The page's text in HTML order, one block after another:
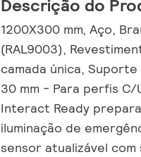
Descrição do
1200X300 mm, Aço,
(RAL9003),
camada única,
30 mm - Para perfis C/
Interact Ready
iluminação de
sensor atualizável com